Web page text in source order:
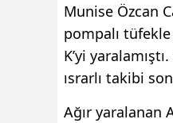
Munise Özcan
pompalı
K’yi
ısrarlı takibi
Ağır yaralanan